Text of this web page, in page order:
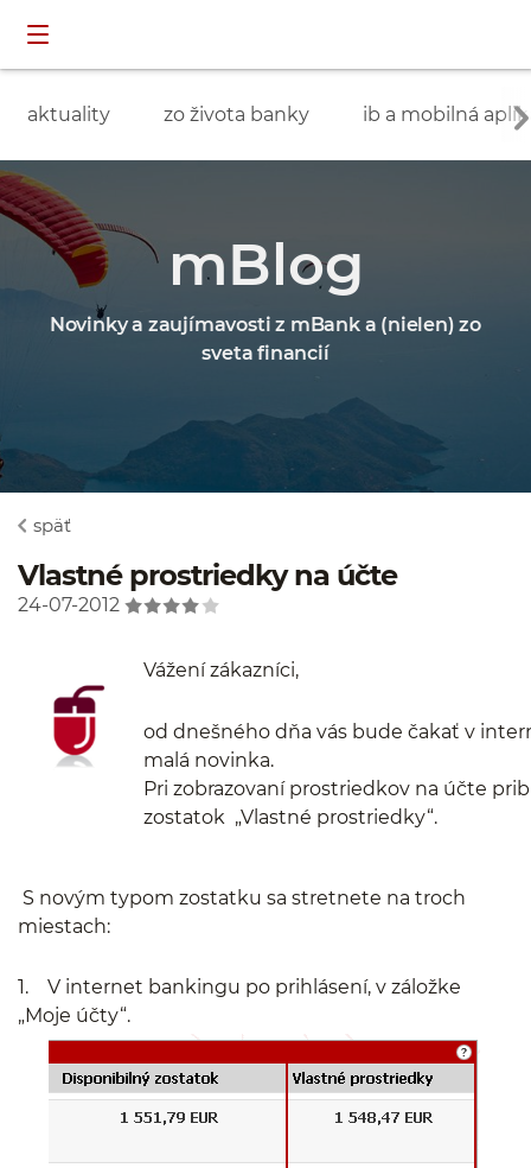
aktuality zo života banky ib a mobilná
mBlog
Novinky a zaujímavosti z mBank a (nielen) zo
sveta financií
späť
Vlastné prostriedky na účte
24-07-2012
Vážení zákazníci,
od dnešného dňa vás bude čakať v
malá novinka.
Pri zobrazovaní prostriedkov na účte
zostatok „Vlastné prostriedky“.
S novým typom zostatku sa stretnete na troch
miestach:
1. V internet bankingu po prihlásení, v záložke
„Moje účty“.